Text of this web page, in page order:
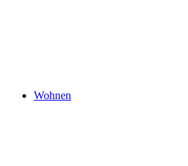
Wohnen